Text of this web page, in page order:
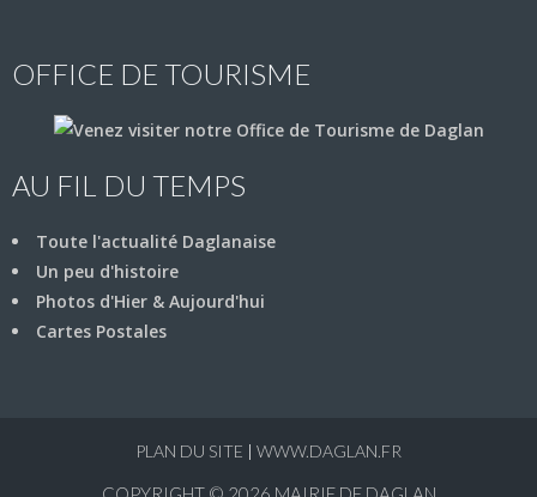
OFFICE DE TOURISME
AU FIL DU TEMPS
Toute l'actualité Daglanaise
Un peu d'histoire
Photos d'Hier & Aujourd'hui
Cartes Postales
PLAN DU SITE | WWW.DAGLAN.FR